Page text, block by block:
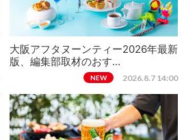
大阪アフタヌーンティー2026年最新
版、編集部取材のおす…
NEW 2026.8.7 14:00